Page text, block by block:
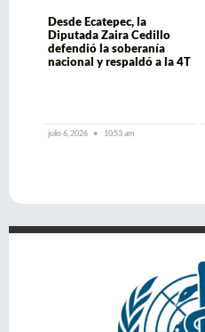
Desde Ecatepec, la
Diputada Zaira Cedillo
defendió la soberanía
nacional y respaldó a la 4T
julio 6, 2026 10:53 am